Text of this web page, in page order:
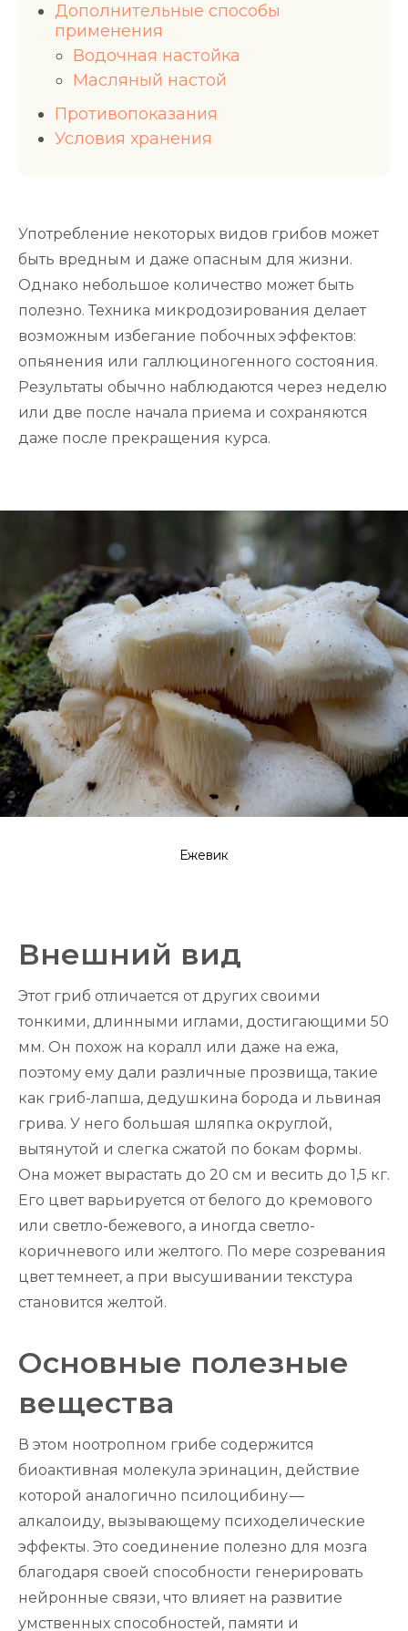
Дополнительные способы
применения
Водочная настойка
Масляный настой
Противопоказания
Условия хранения
Употребление некоторых видов грибов может
быть вредным и даже опасным для жизни.
Однако небольшое количество может быть
полезно. Техника микродозирования делает
возможным избегание побочных эффектов:
опьянения или галлюциногенного состояния.
Результаты обычно наблюдаются через неделю
или две после начала приема и сохраняются
даже после прекращения курса.
Ежевик
Внешний вид
Этот гриб отличается от других своими
тонкими, длинными иглами, достигающими 50
мм. Он похож на коралл или даже на ежа,
поэтому ему дали различные прозвища, такие
как гриб-лапша, дедушкина борода и львиная
грива. У него большая шляпка округлой,
вытянутой и слегка сжатой по бокам формы.
Она может вырастать до 20 см и весить до 1,5 кг.
Его цвет варьируется от белого до кремового
или светло-бежевого, а иногда светло-
коричневого или желтого. По мере созревания
цвет темнеет, а при высушивании текстура
становится желтой.
Основные полезные
вещества
В этом ноотропном грибе содержится
биоактивная молекула эринацин, действие
которой аналогично псилоцибину —
алкалоиду, вызывающему психоделические
эффекты. Это соединение полезно для мозга
благодаря своей способности генерировать
нейронные связи, что влияет на развитие
умственных способностей, памяти и